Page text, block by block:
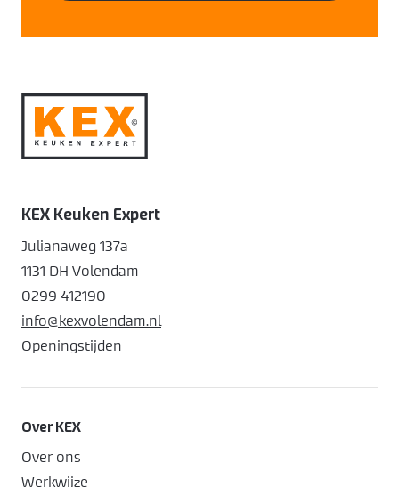
Over KEX
Over ons
Werkwijze
KEX Keuken Expert
Julianaweg 137a
1131 DH Volendam
0299 412190
info@kexvolendam.nl
Openingstijden